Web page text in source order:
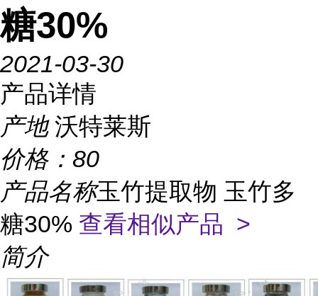
糖30%
2021-03-30
产品详情
产地 沃特莱斯
价格： 80
产品名称玉竹提取物 玉竹多
糖30% 查看相似产品 >
简介